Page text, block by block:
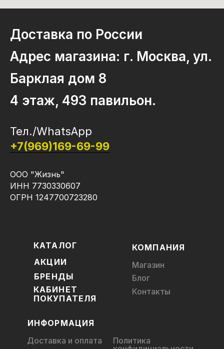
Доставка по России
Адрес магазина: г. Москва, ул.
Барклая дом 8
4 этаж, 493 павильон.
Тел./WhatsApp
+7(969)169-69-99
ООО "Жизнь"
ИНН 7730330607
ОГРН 1247700723280
КАТАЛОГ
КАБИНЕТ
ПОКУПАТЕЛЯ
БРЕНДЫ
АКЦИИ
Магазин
Блог
Контакты
КОМПАНИЯ
ИНФОРМАЦИЯ
Доставка и оплата
Политика